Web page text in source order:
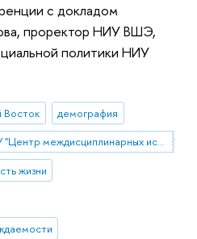
с докладом
проректор НИУ ВШЭ,
политики НИУ
Восток
демография
НЦМУ "Центр междисциплинарных исследований человеческого потенциала"
жизни